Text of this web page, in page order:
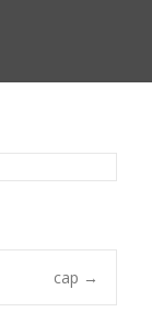
cap →